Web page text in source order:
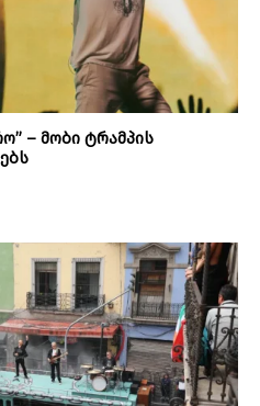
– მობი ტრამპის